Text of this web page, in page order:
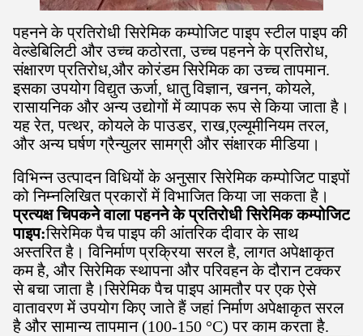
पहनने के प्रतिरोधी सिरेमिक कम्पोजिट पाइप स्टील पाइप की
वेल्डेबिलिटी और उच्च कठोरता, उच्च पहनने के प्रतिरोध,
संक्षारण प्रतिरोध,और कोरंडम सिरेमिक का उच्च तापमान.
इसका उपयोग विद्युत ऊर्जा, धातु विज्ञान, खनन, कोयले,
रासायनिक और अन्य उद्योगों में व्यापक रूप से किया जाता है।
यह रेत, पत्थर, कोयले के पाउडर, राख,एल्यूमीनियम तरल,
और अन्य घर्षण ग्रैन्युलर सामग्री और संक्षारक मीडिया।
विभिन्न उत्पादन विधियों के अनुसार सिरेमिक कम्पोजिट पाइपों
को निम्नलिखित प्रकारों में विभाजित किया जा सकता है।
प्रत्यक्ष चिपकने वाला पहनने के प्रतिरोधी सिरेमिक कम्पोजिट
पाइप:सिरेमिक पैच पाइप की आंतरिक दीवार के साथ
अस्तरित है। विनिर्माण प्रक्रिया सरल है, लागत अपेक्षाकृत
कम है, और सिरेमिक स्थापना और परिवहन के दौरान टक्कर
से बचा जाता है।सिरेमिक पैच पाइप आमतौर पर एक ऐसे
वातावरण में उपयोग किए जाते हैं जहां निर्माण अपेक्षाकृत सरल
है और सामान्य तापमान (100-150 °C) पर काम करता है.